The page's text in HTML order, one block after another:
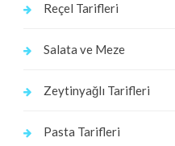
Reçel Tarifleri
Salata ve Meze
Zeytinyağlı Tarifleri
Pasta Tarifleri